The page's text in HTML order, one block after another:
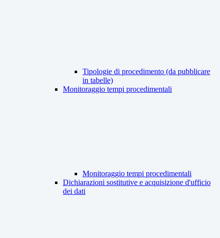
Tipologie di procedimento (da pubblicare
in tabelle)
Monitoraggio tempi procedimentali
Monitoraggio tempi procedimentali
Dichiarazioni sostitutive e acquisizione d'ufficio
dei dati